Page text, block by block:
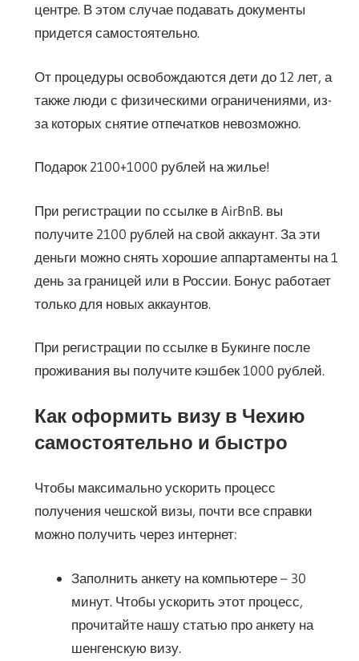
центре. В этом случае подавать документы
придется самостоятельно.
От процедуры освобождаются дети до 12 лет, а
также люди с физическими ограничениями, из-
за которых снятие отпечатков невозможно.
Подарок 2100+1000 рублей на жилье!
При регистрации по ссылке в AirBnB. вы
получите 2100 рублей на свой аккаунт. За эти
деньги можно снять хорошие аппартаменты на 1
день за границей или в России. Бонус работает
только для новых аккаунтов.
При регистрации по ссылке в Букинге после
проживания вы получите кэшбек 1000 рублей.
Как оформить визу в Чехию
самостоятельно и быстро
Чтобы максимально ускорить процесс
получения чешской визы, почти все справки
можно получить через интернет:
Заполнить анкету на компьютере – 30
минут. Чтобы ускорить этот процесс,
прочитайте нашу статью про анкету на
шенгенскую визу.